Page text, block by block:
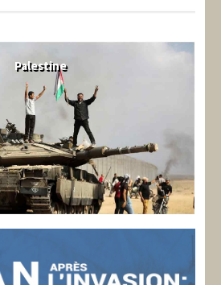
Palestine